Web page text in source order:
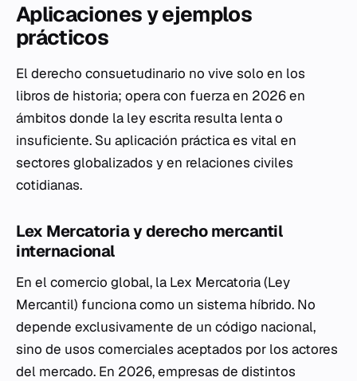
Aplicaciones y ejemplos
prácticos
El derecho consuetudinario no vive solo en los
libros de historia; opera con fuerza en 2026 en
ámbitos donde la ley escrita resulta lenta o
insuficiente. Su aplicación práctica es vital en
sectores globalizados y en relaciones civiles
cotidianas.
Lex Mercatoria y derecho mercantil
internacional
En el comercio global, la Lex Mercatoria(Ley
Mercantil) funciona como un sistema híbrido. No
depende exclusivamente de un código nacional,
sino de usos comerciales aceptados por los actores
del mercado. En 2026, empresas de distintos